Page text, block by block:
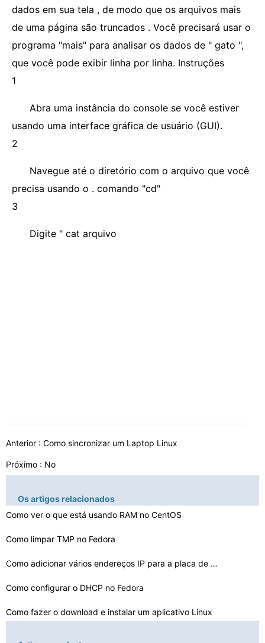
dados em sua tela , de modo que os arquivos mais
de uma página são truncados . Você precisará usar o
programa "mais" para analisar os dados de " gato ",
que você pode exibir linha por linha. Instruções
1
Abra uma instância do console se você estiver
usando uma interface gráfica de usuário (GUI).
2
Navegue até o diretório com o arquivo que você
precisa usando o . comando "cd"
3
Digite " cat arquivo
Anterior : Como sincronizar um Laptop Linux
Próximo : No
Os artigos relacionados
Como ver o que está usando RAM no CentOS
Como limpar TMP no Fedora
Como adicionar vários endereços IP para a placa de re…
Como configurar o DHCP no Fedora
Como fazer o download e instalar um aplicativo Linux